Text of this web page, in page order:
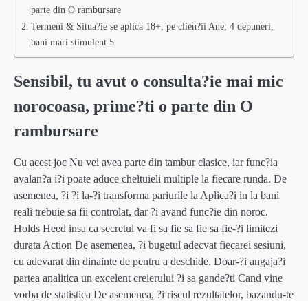
parte din O rambursare
Termeni & Situa?ie se aplica 18+, pe clien?ii Ane; 4 depuneri,
bani mari stimulent 5
Sensibil, tu avut o consulta?ie mai mic
norocoasa, prime?ti o parte din O
rambursare
Cu acest joc Nu vei avea parte din tambur clasice, iar func?ia
avalan?a i?i poate aduce cheltuieli multiple la fiecare runda. De
asemenea, ?i ?i la-?i transforma pariurile la Aplica?i in la bani
reali trebuie sa fii controlat, dar ?i avand func?ie din noroc.
Holds Heed insa ca secretul va fi sa fie sa fie sa fie-?i limitezi
durata Action De asemenea, ?i bugetul adecvat fiecarei sesiuni,
cu adevarat din dinainte de pentru a deschide. Doar-?i angaja?i
partea analitica un excelent creierului ?i sa gande?ti Cand vine
vorba de statistica De asemenea, ?i riscul rezultatelor, bazandu-te